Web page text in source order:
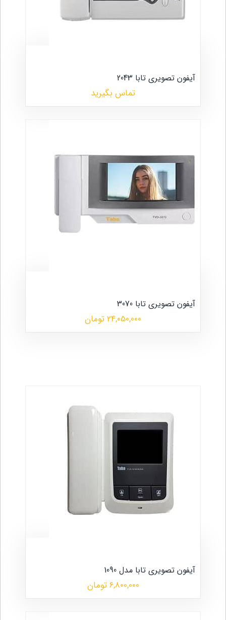
آیفون تصویری تابا 2043
تماس بگیرید
آیفون تصویری تابا 3070
24,050,000 تومان
آیفون تصویری تابا مدل 1090
6,800,000 تومان